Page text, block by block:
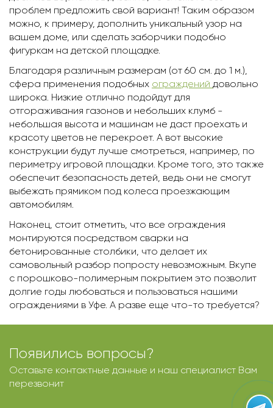
проблем предложить свой вариант! Таким образом
можно, к примеру, дополнить уникальный узор на
вашем доме, или сделать заборчики подобно
фигуркам на детской площадке.
Благодаря различным размерам (от 60 см. до 1 м.),
сфера применения подобных ограждений довольно
широка. Низкие отлично подойдут для
отгораживания газонов и небольших клумб -
небольшая высота и машинам не даст проехать и
красоту цветов не перекроет. А вот высокие
конструкции будут лучше смотреться, например, по
периметру игровой площадки. Кроме того, это также
обеспечит безопасность детей, ведь они не смогут
выбежать прямиком под колеса проезжающим
автомобилям.
Наконец, стоит отметить, что все ограждения
монтируются посредством сварки на
бетонированные столбики, что делает их
самовольный разбор попросту невозможным. Вкупе
с порошково-полимерным покрытием это позволит
долгие годы любоваться и пользоваться нашими
ограждениями в Уфe. А разве еще что-то требуется?
Появились вопросы?
Оставьте контактные данные и наш специалист Вам
перезвонит